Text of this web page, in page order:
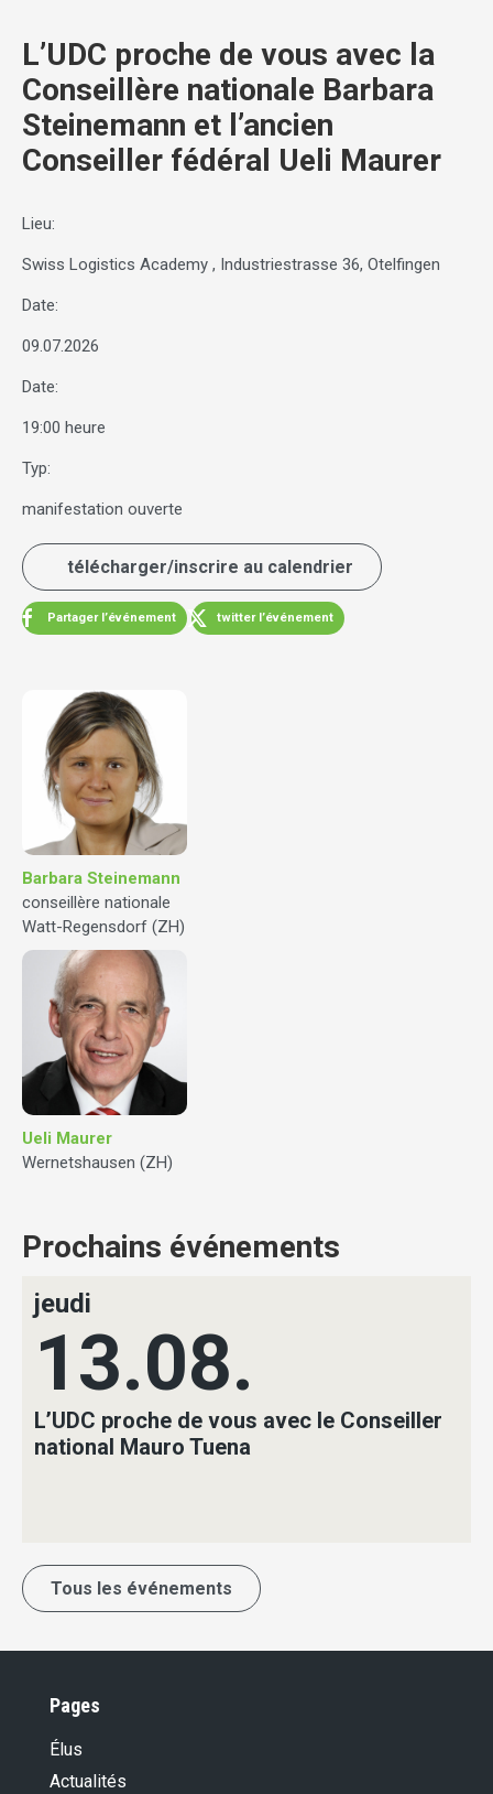
L’UDC proche de vous avec la
Conseillère nationale Barbara
Steinemann et l’ancien
Conseiller fédéral Ueli Maurer
Lieu:
Swiss Logistics Academy , Industriestrasse 36, Otelfingen
Date:
09.07.2026
Date:
19:00 heure
Typ:
manifestation ouverte
télécharger/inscrire au calendrier
Partager l’événement twitter l’événement
Barbara Steinemann
conseillère nationale
Watt-Regensdorf (ZH)
Ueli Maurer
Wernetshausen (ZH)
Prochains événements
jeudi
13.08.
L’UDC proche de vous avec le Conseiller
national Mauro Tuena
Tous les événements
Pages
Élus
Actualités